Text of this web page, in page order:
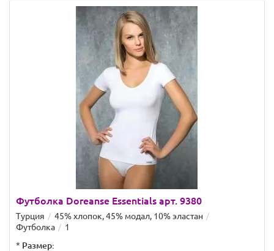
Футболка Doreanse Essentials арт. 9380
Турция
45% хлопок, 45% модал, 10% эластан
Футболка
1
* Размер: